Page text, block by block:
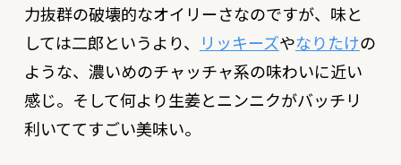
力抜群の破壊的なオイリーさなのですが、味と
しては二郎というより、
リッキーズやなりたけの
ような、濃いめのチャッチャ系の味わいに近い
感じ。そして何より生姜とニンニクがバッチリ
利いててすごい美味い。